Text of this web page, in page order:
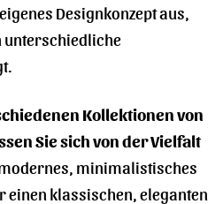
Designkonzept aus,
unterschiedliche
Kollektionen von
Sie sich von der Vielfalt
modernes, minimalistisches
einen klassischen, eleganten